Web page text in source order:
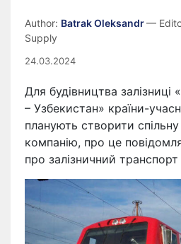
Author: Batrak Oleksandr—
Supply
24.03.2024
Для будівництва залізниці
– Узбекистан» країни-
планують створити
компанію, про це
про залізничний транспорт